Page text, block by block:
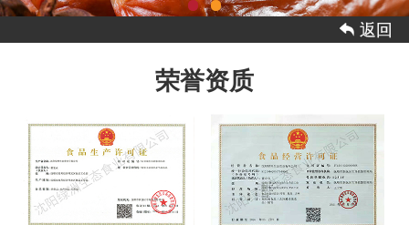
 返回
荣誉资质